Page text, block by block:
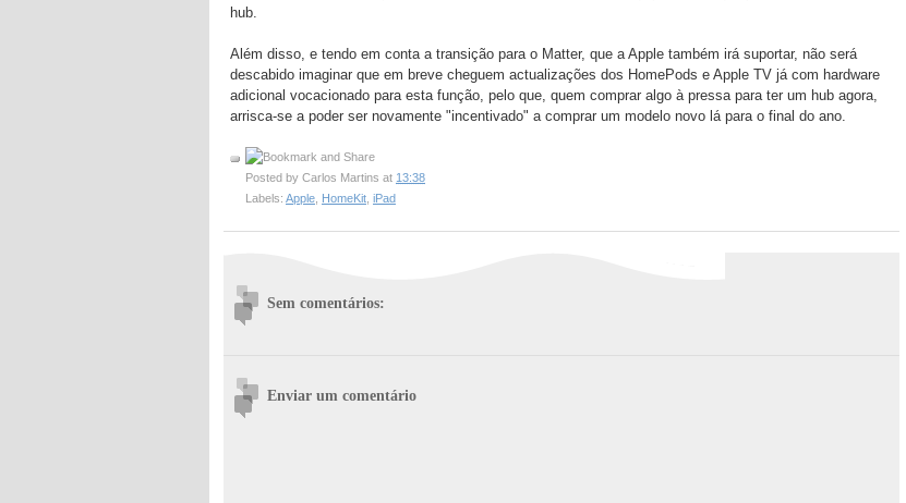
hub.
Além disso, e tendo em conta a transição para o Matter, que a Apple também irá suportar, não será
descabido imaginar que em breve cheguem actualizações dos HomePods e Apple TV já com hardware
adicional vocacionado para esta função, pelo que, quem comprar algo à pressa para ter um hub agora,
arrisca-se a poder ser novamente "incentivado" a comprar um modelo novo lá para o final do ano.
Posted by Carlos Martins at 13:38
Labels: Apple, HomeKit, iPad
Sem comentários:
Enviar um comentário